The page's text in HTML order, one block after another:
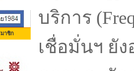
าชิก
บริการ
เชื่อมั่นฯ ยั